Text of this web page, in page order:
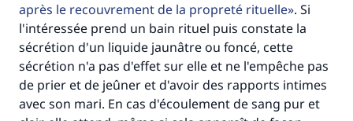
après le recouvrement de la propreté rituelle . Si
l'intéressée prend un bain rituel puis constate la
sécrétion d'un liquide jaunâtre ou foncé, cette
sécrétion n'a pas d'effet sur elle et ne l'empêche pas
de prier et de jeûner et d'avoir des rapports intimes
avec son mari. En cas d'écoulement de sang pur et
Le Messager d'Allah (Paix sur lui) a dit:
"Celui qui indique une bonne action obtient la
même récompense que celui qui le fait."
(MOUSLIM 1893)